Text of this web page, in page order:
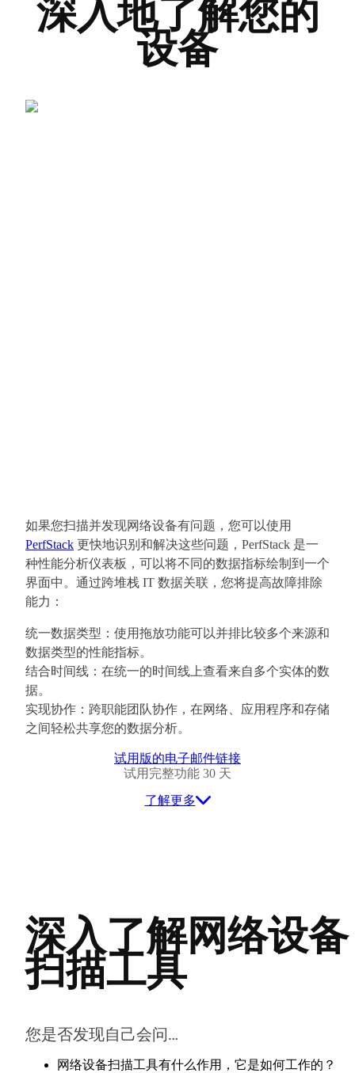
深入地了解您的
设备
如果您扫描并发现网络设备有问题，您可以使用
PerfStack 更快地识别和解决这些问题，PerfStack 是一
种性能分析仪表板，可以将不同的数据指标绘制到一个
界面中。通过跨堆栈 IT 数据关联，您将提高故障排除
能力：
统一数据类型：使用拖放功能可以并排比较多个来源和
数据类型的性能指标。
结合时间线：在统一的时间线上查看来自多个实体的数
据。
实现协作：跨职能团队协作，在网络、应用程序和存储
之间轻松共享您的数据分析。
试用版的电子邮件链接
试用完整功能 30 天
了解更多
深入了解网络设备
扫描工具
您是否发现自己会问…
网络设备扫描工具有什么作用，它是如何工作的？